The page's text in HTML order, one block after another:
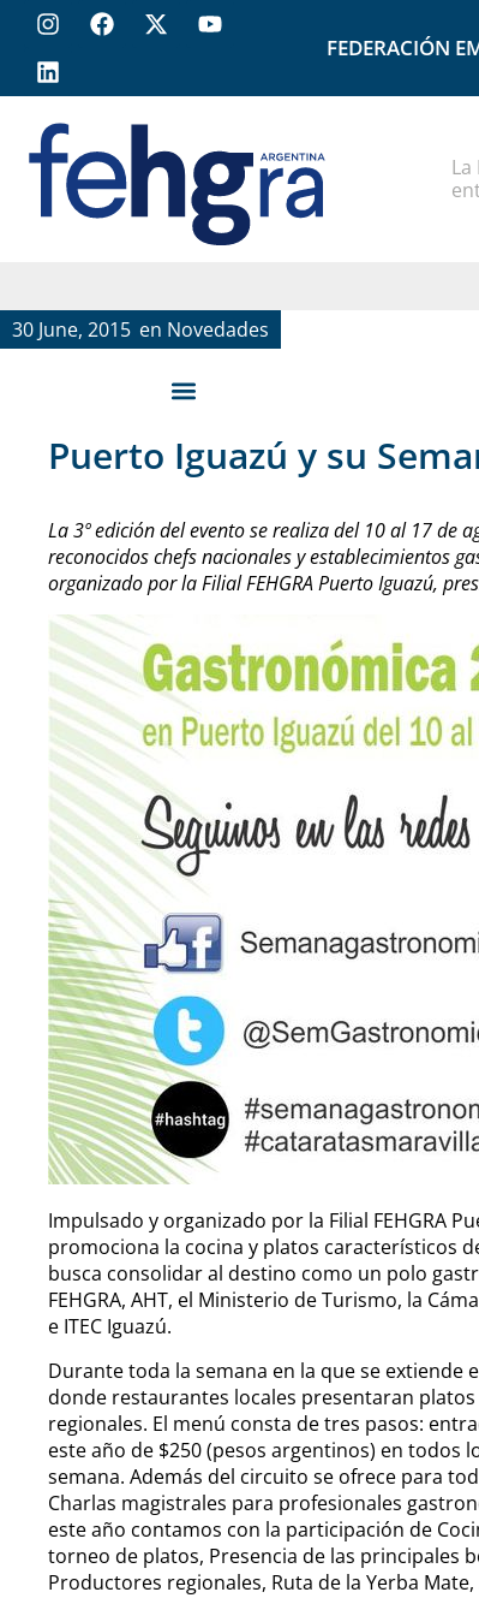
FEDERACIÓN
30 June, 2015 en Novedades
Puerto Iguazú y su
La 3º edición del evento se realiza del 10 al 17 de
reconocidos chefs nacionales y establecimientos
organizado por la Filial FEHGRA Puerto Iguazú,
Impulsado y organizado por la Filial FEHGRA
promociona la cocina y platos característicos
busca consolidar al destino como un polo
FEHGRA, AHT, el Ministerio de Turismo, la
e ITEC Iguazú.
Durante toda la semana en la que se
donde restaurantes locales presentaran
regionales. El menú consta de tres pasos:
este año de $250 (pesos argentinos) en
semana. Además del circuito se ofrece para
Charlas magistrales para profesionales
este año contamos con la participación de
torneo de platos, Presencia de las principales
Productores regionales, Ruta de la Yerba